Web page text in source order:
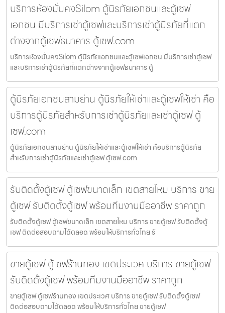
บริการห้องมั่นคงSilom ตู้นิรภัยเอกชนและตู้เซฟ
เอกชน มีบริการเช่าตู้เซฟและบริการเช่าตู้นิรภัยที่แตก
ต่างจากตู้เซฟธนาคาร ตู้เซฟ.com
บริการห้องมั่นคงSilom ตู้นิรภัยเอกชนและตู้เซฟเอกชน มีบริการเช่าตู้เซฟ
และบริการเช่าตู้นิรภัยที่แตกต่างจากตู้เซฟธนาคาร ตู้
ตู้นิรภัยเอกชนสามย่าน ตู้นิรภัยให้เช่าและตู้เซฟให้เช่า คือ
บริการตู้นิรภัยสำหรับการเช่าตู้นิรภัยและเช่าตู้เซฟ ตู้
เซฟ.com
ตู้นิรภัยเอกชนสามย่าน ตู้นิรภัยให้เช่าและตู้เซฟให้เช่า คือบริการตู้นิรภัย
สำหรับการเช่าตู้นิรภัยและเช่าตู้เซฟ ตู้เซฟ.com
รับติดตั้งตู้เซฟ ตู้เซฟขนาดเล็ก เขตสายไหม บริการ ขาย
ตู้เซฟ รับติดตั้งตู้เซฟ พร้อมทีมงานมืออาชีพ ราคาถูก
รับติดตั้งตู้เซฟ ตู้เซฟขนาดเล็ก เขตสายไหม บริการ ขายตู้เซฟ รับติดตั้งตู้
เซฟ ติดต่อสอบถามได้ตลอด พร้อมให้บริการทั่วไทย รั
ขายตู้เซฟ ตู้เซฟร้านทอง เขตประเวศ บริการ ขายตู้เซฟ
รับติดตั้งตู้เซฟ พร้อมทีมงานมืออาชีพ ราคาถูก
ขายตู้เซฟ ตู้เซฟร้านทอง เขตประเวศ บริการ ขายตู้เซฟ รับติดตั้งตู้เซฟ
ติดต่อสอบถามได้ตลอด พร้อมให้บริการทั่วไทย ขายตู้เซฟ